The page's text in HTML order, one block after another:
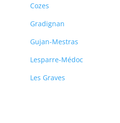
Cozes
Gradignan
Gujan-Mestras
Lesparre-Médoc
Les Graves